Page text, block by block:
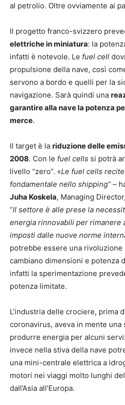
al petrolio. Oltre ovviamente ai
Il progetto franco-svizzero
elettriche in miniatura: la
infatti è notevole. Le fuel cell
propulsione della nave, così
servono a bordo e quelli per la
navigazione. Sarà quindi una
garantire alla nave la potenza
merce.
Il target è la riduzione delle
2008. Con le fuel cells si potrà
livello “zero”. «Le fuel cells
fondamentale nello shipping” –
Juha Koskela, Managing
“Il settore è alle prese la
energia rinnovabili per rimanere
imposti dalle nuove norme
potrebbe essere una
cambiano dimensioni e potenza
infatti la sperimentazione
potenza limitate.
L’industria delle crociere, prima
coronavirus, aveva in mente
produrre energia per alcuni
invece nella stiva della nave
una mini-centrale elettrica a
motori nei viaggi molto lunghi
dall’Asia all’Europa.